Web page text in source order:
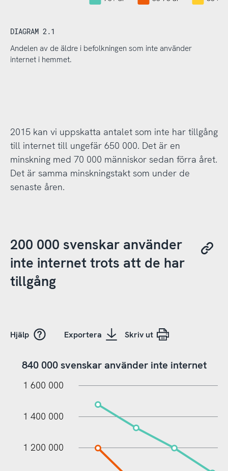
DIAGRAM 2.1
Andelen av de äldre i befolkningen som inte använder
internet i hemmet.
2015 kan vi uppskatta antalet som inte har tillgång
till internet till ungefär 650 000. Det är en
minskning med 70 000 människor sedan förra året.
Det är samma minskningstakt som under de
senaste åren.
200 000 svenskar använder
inte internet trots att de har
tillgång
Hjälp Exportera Skriv ut
840 000 svenskar använder inte internet
1 600 000
1 400 000
1 200 000